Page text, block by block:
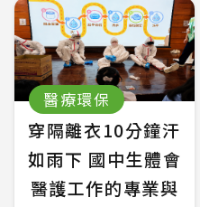
醫療環保
穿隔離衣10分鐘汗
如雨下 國中生體會
醫護工作的專業與